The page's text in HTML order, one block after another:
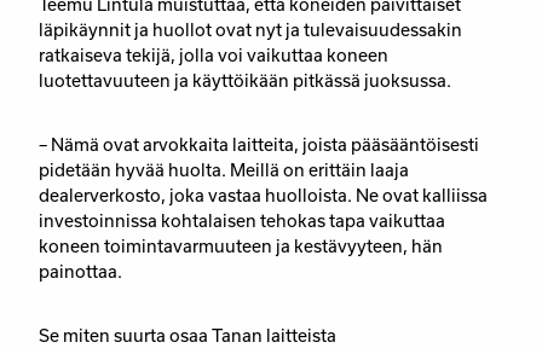
Teemu Lintula muistuttaa, että koneiden päivittäiset
läpikäynnit ja huollot ovat nyt ja tulevaisuudessakin
ratkaiseva tekijä, jolla voi vaikuttaa koneen
luotettavuuteen ja käyttöikään pitkässä juoksussa.
– Nämä ovat arvokkaita laitteita, joista pääsääntöisesti
pidetään hyvää huolta. Meillä on erittäin laaja
dealerverkosto, joka vastaa huolloista. Ne ovat kalliissa
investoinnissa kohtalaisen tehokas tapa vaikuttaa
koneen toimintavarmuuteen ja kestävyyteen, hän
painottaa.
Se miten suurta osaa Tanan laitteista